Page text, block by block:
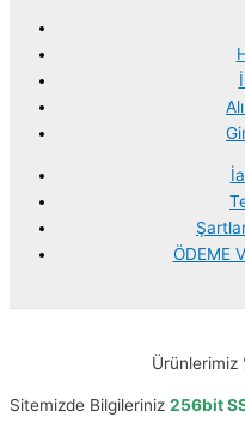
ÖDEME
Ürünlerimiz
Sitemizde Bilgileriniz 256bit